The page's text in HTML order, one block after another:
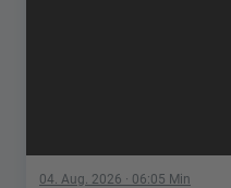
04. Aug. 2026 · 06:05 Min